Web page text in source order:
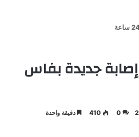
كوفيد 19: 14 إصابة جديدة بفاس
0
410 دقيقة واحدة